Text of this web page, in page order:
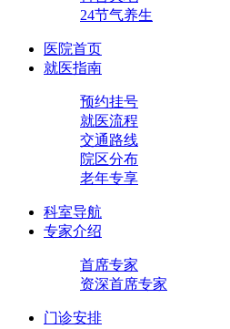
24节气养生
医院首页
就医指南
预约挂号
就医流程
交通路线
院区分布
老年专享
科室导航
专家介绍
首席专家
资深首席专家
门诊安排